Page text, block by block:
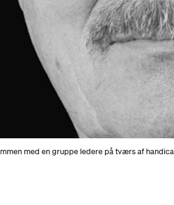
med en gruppe ledere på tværs af